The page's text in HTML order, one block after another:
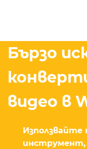
Бързо
видео в
Използвайте
инструмент,